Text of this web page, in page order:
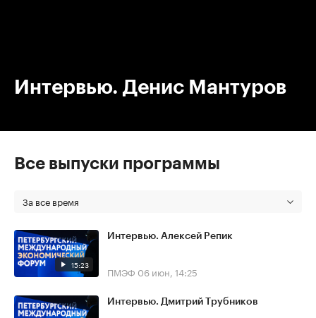
Интервью. Денис Мантуров
Все выпуски программы
За все время
15:23
Интервью. Алексей Репик
ПМЭФ 06 июн, 14:25
Интервью. Дмитрий Трубников